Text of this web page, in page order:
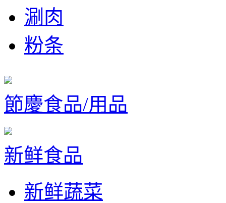
涮肉
粉条
節慶食品/用品
新鲜食品
新鲜蔬菜